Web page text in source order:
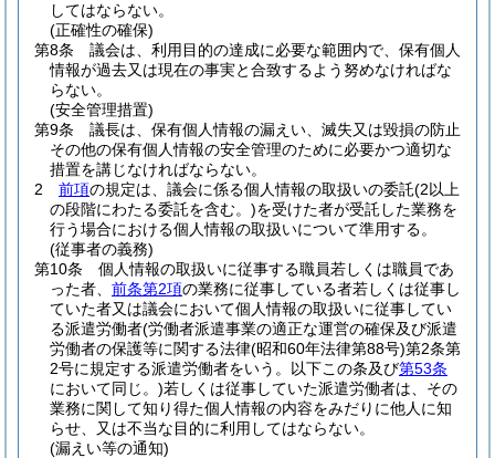
してはならない。
(正確性の確保)
第8条
議会は、利用目的の達成に必要な範囲内で、保有個人
情報が過去又は現在の事実と合致するよう努めなければな
らない。
(安全管理措置)
第9条
議長は、保有個人情報の漏えい、滅失又は毀損の防止
その他の保有個人情報の安全管理のために必要かつ適切な
措置を講じなければならない。
2
前項の規定は、議会に係る個人情報の取扱いの委託(2以上
の段階にわたる委託を含む。)を受けた者が受託した業務を
行う場合における個人情報の取扱いについて準用する。
(従事者の義務)
第10条
個人情報の取扱いに従事する職員若しくは職員であ
った者、 前条第2項の業務に従事している者若しくは従事し
ていた者又は議会において個人情報の取扱いに従事してい
る派遣労働者(労働者派遣事業の適正な運営の確保及び派遣
労働者の保護等に関する法律(昭和60年法律第88号)第2条第
2号に規定する派遣労働者をいう。以下この条及び第53条
において同じ。)若しくは従事していた派遣労働者は、その
業務に関して知り得た個人情報の内容をみだりに他人に知
らせ、又は不当な目的に利用してはならない。
(漏えい等の通知)